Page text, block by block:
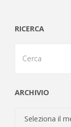
RICERCA
ARCHIVIO